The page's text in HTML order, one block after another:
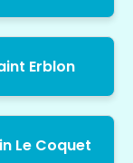
Erblon
Le Coquet